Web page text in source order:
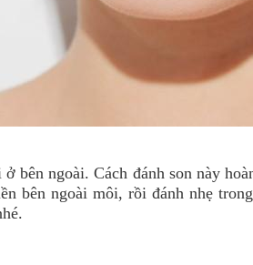
bên ngoài. Cách đánh son này
bên ngoài môi, rồi đánh nhẹ